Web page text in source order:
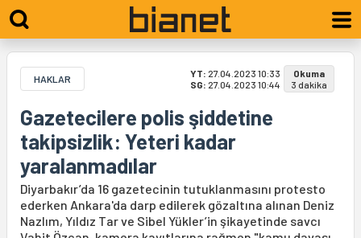
HAKLAR YT: 27.04.2023 10:33
SG: 27.04.2023 10:44
Okuma
3 dakika
Gazetecilere polis şiddetine
takipsizlik: Yeteri kadar
yaralanmadılar
Diyarbakır’da 16 gazetecinin tutuklanmasını protesto
ederken Ankara'da darp edilerek gözaltına alınan Deniz
Nazlım, Yıldız Tar ve Sibel Yükler’in şikayetinde savcı